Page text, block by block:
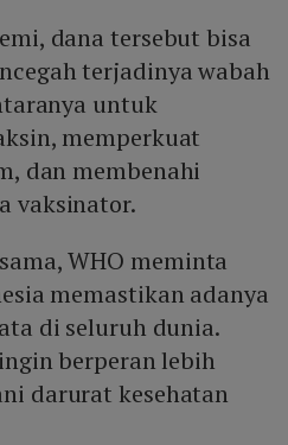
dana tersebut bisa
terjadinya wabah
untuk
memperkuat
dan membenahi
vaksinator.
WHO meminta
memastikan adanya
di seluruh dunia.
berperan lebih
darurat kesehatan